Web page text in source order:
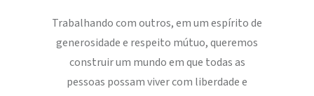
Trabalhando com outros, em um espírito de
generosidade e respeito mútuo, queremos
construir um mundo em que todas as
pessoas possam viver com liberdade e